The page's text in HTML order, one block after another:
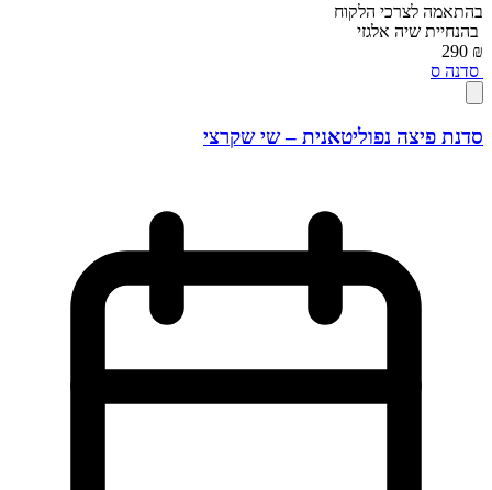
בהתאמה לצרכי הלקוח
בהנחיית שיה אלגזי
₪ 290
סדנה ס
סדנת פיצה נפוליטאנית – שי שקרצי